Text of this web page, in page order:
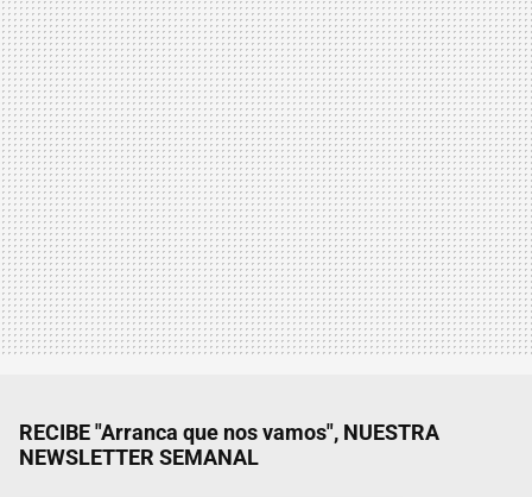
RECIBE "Arranca que nos vamos", NUESTRA
NEWSLETTER SEMANAL